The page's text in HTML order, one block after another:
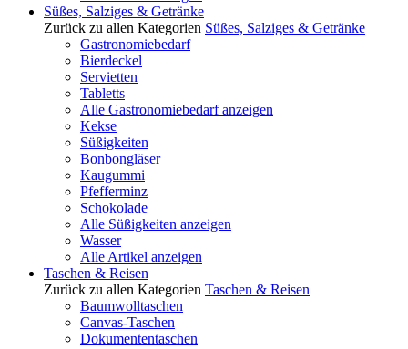
Süßes, Salziges & Getränke
Zurück zu allen Kategorien Süßes, Salziges & Getränke
Gastronomiebedarf
Bierdeckel
Servietten
Tabletts
Alle Gastronomiebedarf anzeigen
Kekse
Süßigkeiten
Bonbongläser
Kaugummi
Pfefferminz
Schokolade
Alle Süßigkeiten anzeigen
Wasser
Alle Artikel anzeigen
Taschen & Reisen
Zurück zu allen Kategorien Taschen & Reisen
Baumwolltaschen
Canvas-Taschen
Dokumententaschen